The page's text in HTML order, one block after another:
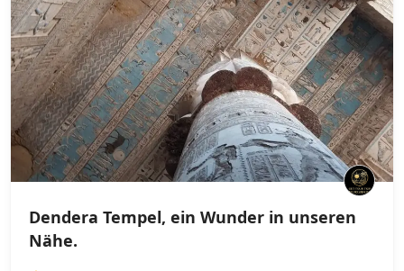
Dendera Tempel, ein Wunder in unseren
Nähe.